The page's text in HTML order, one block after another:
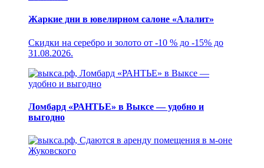
Жаркие дни в ювелирном салоне «Алалит»
Скидки на серебро и золото от -10 % до -15% до
31.08.2026.
Ломбард «РАНТЬЕ» в Выксе — удобно и
выгодно